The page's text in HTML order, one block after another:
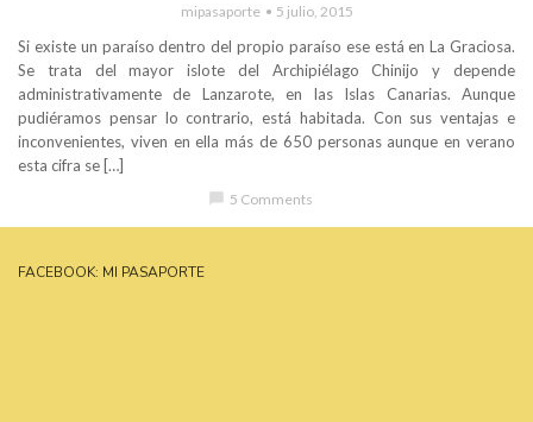
mipasaporte 5 julio, 2015
Si existe un paraíso dentro del propio paraíso ese está en La Graciosa.
Se trata del mayor islote del Archipiélago Chinijo y depende
administrativamente de Lanzarote, en las Islas Canarias. Aunque
pudiéramos pensar lo contrario, está habitada. Con sus ventajas e
inconvenientes, viven en ella más de 650 personas aunque en verano
esta cifra se […]
5 Comments
FACEBOOK: MI PASAPORTE